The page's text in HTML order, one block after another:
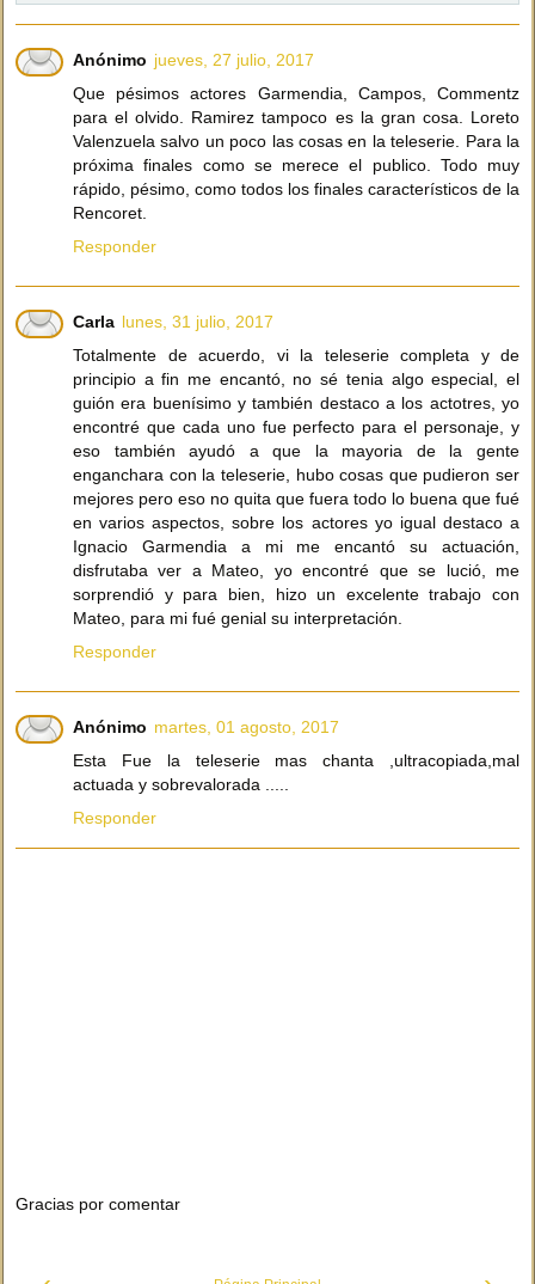
Anónimo jueves, 27 julio, 2017
Que pésimos actores Garmendia, Campos, Commentz
para el olvido. Ramirez tampoco es la gran cosa. Loreto
Valenzuela salvo un poco las cosas en la teleserie. Para la
próxima finales como se merece el publico. Todo muy
rápido, pésimo, como todos los finales característicos de la
Rencoret.
Responder
Carla lunes, 31 julio, 2017
Totalmente de acuerdo, vi la teleserie completa y de
principio a fin me encantó, no sé tenia algo especial, el
guión era buenísimo y también destaco a los actotres, yo
encontré que cada uno fue perfecto para el personaje, y
eso también ayudó a que la mayoria de la gente
enganchara con la teleserie, hubo cosas que pudieron ser
mejores pero eso no quita que fuera todo lo buena que fué
en varios aspectos, sobre los actores yo igual destaco a
Ignacio Garmendia a mi me encantó su actuación,
disfrutaba ver a Mateo, yo encontré que se lució, me
sorprendió y para bien, hizo un excelente trabajo con
Mateo, para mi fué genial su interpretación.
Responder
Anónimo martes, 01 agosto, 2017
Esta Fue la teleserie mas chanta ,ultracopiada,mal
actuada y sobrevalorada .....
Responder
Gracias por comentar